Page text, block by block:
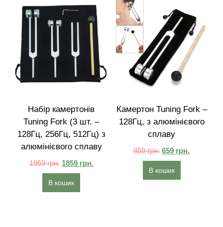
Набір камертонів
Tuning Fork (3 шт. –
128Гц, 256Гц, 512Гц) з
алюмінієвого сплаву
1959грн. 1859 грн.
В кошик
Камертон Tuning Fork –
128Гц, з алюмінієвого
сплаву
859грн. 659 грн.
В кошик